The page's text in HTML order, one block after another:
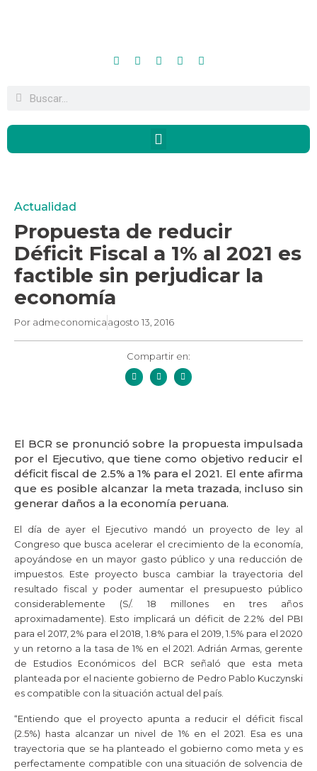
Actualidad
Propuesta de reducir
Déficit Fiscal a 1% al 2021 es
factible sin perjudicar la
economía
Por admeconomicaagosto 13, 2016
Compartir en:
El BCR se pronunció sobre la propuesta impulsada
por el Ejecutivo, que tiene como objetivo reducir el
déficit fiscal de 2.5% a 1% para el 2021. El ente afirma
que es posible alcanzar la meta trazada, incluso sin
generar daños a la economía peruana.
El día de ayer el Ejecutivo mandó un proyecto de ley al
Congreso que busca acelerar el crecimiento de la economía,
apoyándose en un mayor gasto público y una reducción de
impuestos. Este proyecto busca cambiar la trayectoria del
resultado fiscal y poder aumentar el presupuesto público
considerablemente (S/. 18 millones en tres años
aproximadamente). Esto implicará un déficit de 2.2% del PBI
para el 2017, 2% para el 2018, 1.8% para el 2019, 1.5% para el 2020
y un retorno a la tasa de 1% en el 2021. Adrián Armas, gerente
de Estudios Económicos del BCR señaló que esta meta
planteada por el naciente gobierno de Pedro Pablo Kuczynski
es compatible con la situación actual del país.
“Entiendo que el proyecto apunta a reducir el déficit fiscal
(2.5%) hasta alcanzar un nivel de 1% en el 2021. Esa es una
trayectoria que se ha planteado el gobierno como meta y es
perfectamente compatible con una situación de solvencia de